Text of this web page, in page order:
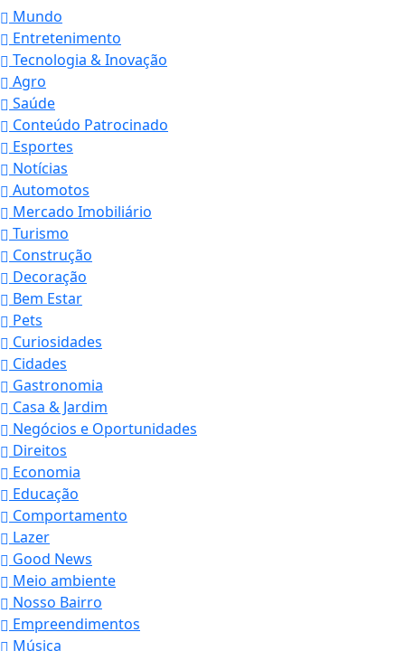
Mundo
Entretenimento
Tecnologia & Inovação
Agro
Saúde
Conteúdo Patrocinado
Esportes
Notícias
Automotos
Mercado Imobiliário
Turismo
Construção
Decoração
Bem Estar
Pets
Curiosidades
Cidades
Gastronomia
Casa & Jardim
Negócios e Oportunidades
Direitos
Economia
Educação
Comportamento
Lazer
Good News
Meio ambiente
Nosso Bairro
Empreendimentos
Música